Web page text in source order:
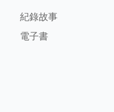
紀錄故事
電子書